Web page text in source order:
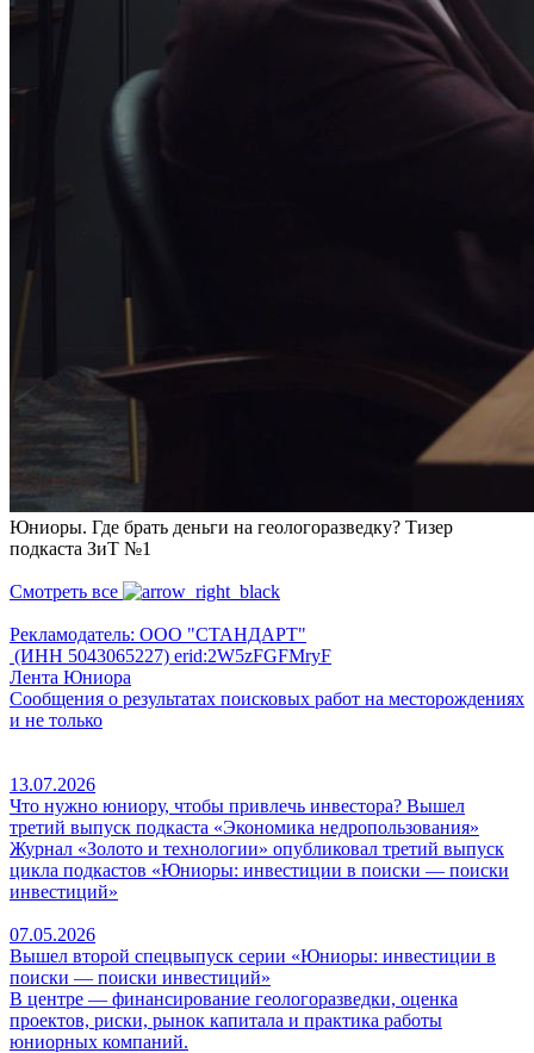
Юниоры. Где брать деньги на геологоразведку? Тизер
подкаста ЗиТ №1
Смотреть все
Рекламодатель: ООО "СТАНДАРТ"
(ИНН 5043065227) erid:2W5zFGFMryF
Лента Юниора
Сообщения о результатах поисковых работ на месторождениях
и не только
13.07.2026
Что нужно юниору, чтобы привлечь инвестора? Вышел
третий выпуск подкаста «Экономика недропользования»
Журнал «Золото и технологии» опубликовал третий выпуск
цикла подкастов «Юниоры: инвестиции в поиски — поиски
инвестиций»
07.05.2026
Вышел второй спецвыпуск серии «Юниоры: инвестиции в
поиски — поиски инвестиций»
В центре — финансирование геологоразведки, оценка
проектов, риски, рынок капитала и практика работы
юниорных компаний.